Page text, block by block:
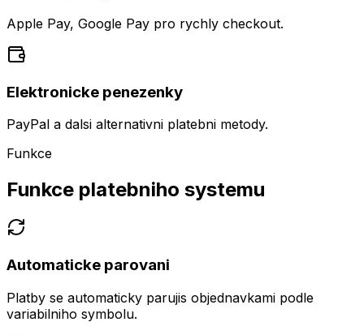
Apple Pay, Google Pay pro rychly checkout.
Elektronicke penezenky
PayPal a dalsi alternativni platebni metody.
Funkce
Funkce platebniho systemu
Automaticke parovani
Platby se automaticky parujis objednavkami podle
variabilniho symbolu.